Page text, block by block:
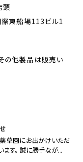
頭
東船場113ビル1
の他製品は販売い
草園にお出かけいただ
ます。 誠に勝手なが...